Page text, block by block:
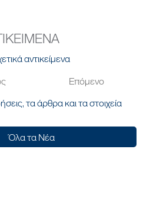
αντικείμενα
Επόμενο
τα άρθρα και τα στοιχεία
Όλα τα Νέα